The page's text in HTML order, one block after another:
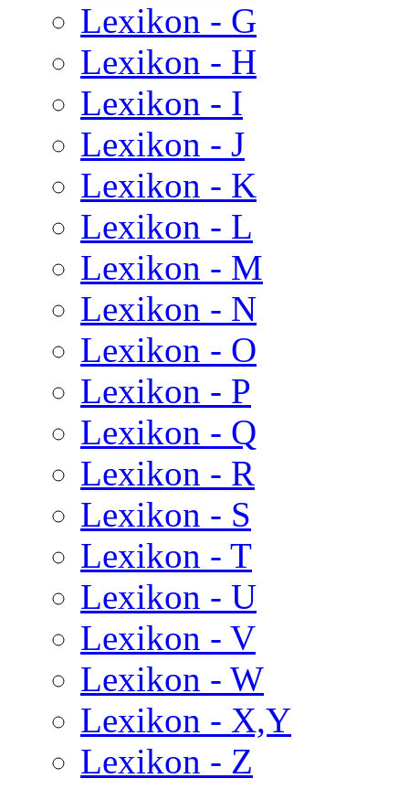
Lexikon - G
Lexikon - H
Lexikon - I
Lexikon - J
Lexikon - K
Lexikon - L
Lexikon - M
Lexikon - N
Lexikon - O
Lexikon - P
Lexikon - Q
Lexikon - R
Lexikon - S
Lexikon - T
Lexikon - U
Lexikon - V
Lexikon - W
Lexikon - X,Y
Lexikon - Z